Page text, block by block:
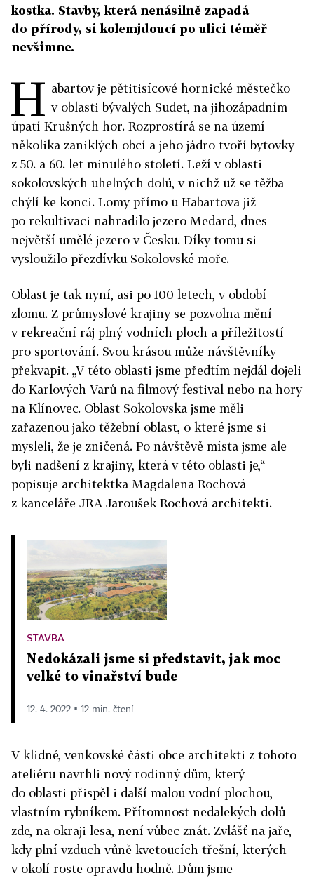
kostka. Stavby, která nenásilně zapadá
do přírody, si kolemjdoucí po ulici téměř
nevšimne.
H abartov je pětitisícové hornické městečko
v oblasti bývalých Sudet, na jihozápadním
úpatí Krušných hor. Rozprostírá se na území
několika zaniklých obcí a jeho jádro tvoří bytovky
z 50. a 60. let minulého století. Leží v oblasti
sokolovských uhelných dolů, v nichž už se těžba
chýlí ke konci. Lomy přímo u Habartova již
po rekultivaci nahradilo jezero Medard, dnes
největší umělé jezero v Česku. Díky tomu si
vysloužilo přezdívku Sokolovské moře.
Oblast je tak nyní, asi po 100 letech, v období
zlomu. Z průmyslové krajiny se pozvolna mění
v rekreační ráj plný vodních ploch a příležitostí
pro sportování. Svou krásou může návštěvníky
překvapit. „V této oblasti jsme předtím nejdál dojeli
do Karlových Varů na filmový festival nebo na hory
na Klínovec. Oblast Sokolovska jsme měli
zařazenou jako těžební oblast, o které jsme si
mysleli, že je zničená. Po návštěvě místa jsme ale
byli nadšení z krajiny, která v této oblasti je,“
popisuje architektka Magdalena Rochová
z kanceláře JRA Jaroušek Rochová architekti.
STAVBA
Nedokázali jsme si představit, jak moc
velké to vinařství bude
12. 4. 2022 ▪ 12 min. čtení
V klidné, venkovské části obce architekti z tohoto
ateliéru navrhli nový rodinný dům, který
do oblasti přispěl i další malou vodní plochou,
vlastním rybníkem. Přítomnost nedalekých dolů
zde, na okraji lesa, není vůbec znát. Zvlášť na jaře,
kdy plní vzduch vůně kvetoucích třešní, kterých
v okolí roste opravdu hodně. Dům jsme